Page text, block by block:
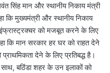
सिंह मान और स्थानीय निकाय मंत्री
कि मुख्यमंत्री और स्थानीय निकाय
को मजबूत करने के लिए
कि मान सरकार हर घर को राहत देने
देने के लिए प्रतिबद्ध है।
साथ, बठिंडा शहर के उन इलाकों को